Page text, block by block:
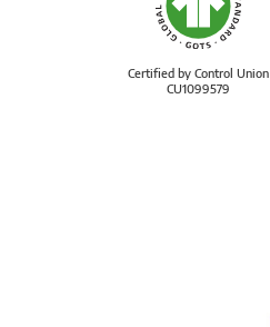
Certified by Control Union
CU1099579